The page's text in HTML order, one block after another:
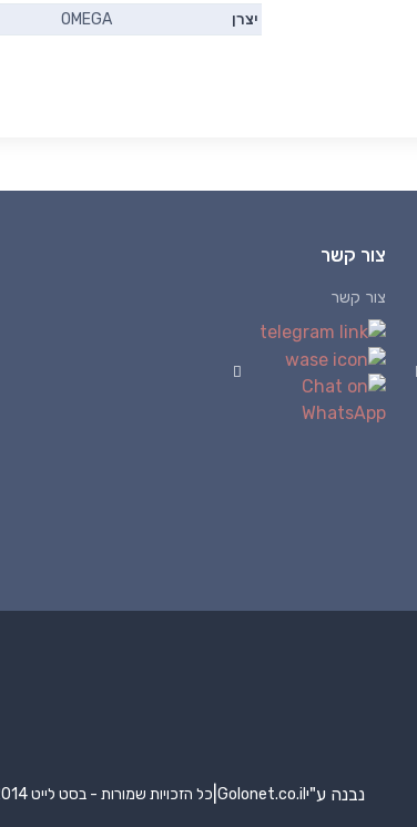
יצרן
OMEGA
צור קשר
צור קשר
© 2014 כל הזכויות שמורות - בסט לייט Golonet.co.il נבנה ע"י